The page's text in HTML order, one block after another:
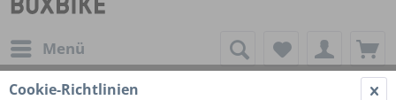
Menü
Cookie-Richtlinien